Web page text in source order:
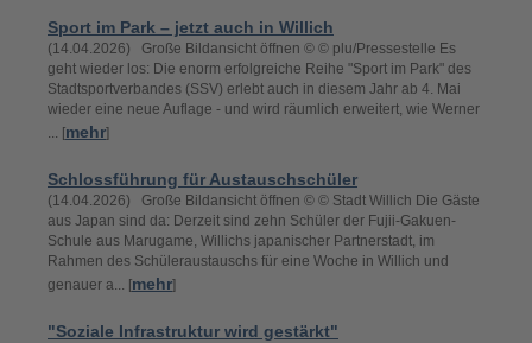
Sport im Park – jetzt auch in Willich
(14.04.2026) Große Bildansicht öffnen © © plu/Pressestelle Es
geht wieder los: Die enorm erfolgreiche Reihe "Sport im Park" des
Stadtsportverbandes (SSV) erlebt auch in diesem Jahr ab 4. Mai
wieder eine neue Auflage - und wird räumlich erweitert, wie Werner
... [mehr]
Schlossführung für Austauschschüler
(14.04.2026) Große Bildansicht öffnen © © Stadt Willich Die Gäste
aus Japan sind da: Derzeit sind zehn Schüler der Fujii-Gakuen-
Schule aus Marugame, Willichs japanischer Partnerstadt, im
Rahmen des Schüleraustauschs für eine Woche in Willich und
genauer a... [mehr]
"Soziale Infrastruktur wird gestärkt"